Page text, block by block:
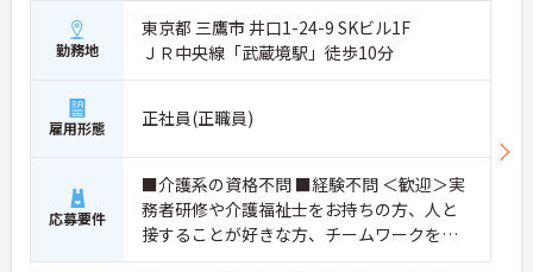
勤務地
東京都 三鷹市 井口1-24-9 SKビル1F
ＪＲ中央線「武蔵境駅」徒歩10分
雇用形態 正社員(正職員)
応募要件
■介護系の資格不問 ■経験不問 ＜歓迎＞実
務者研修や介護福祉士をお持ちの方、人と
接することが好きな方、チームワークを重
視する人